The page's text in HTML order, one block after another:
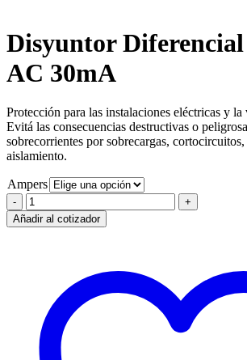
Disyuntor
AC 30mA
Protección para las instalaciones eléctricas y la
Evitá las consecuencias destructivas o
sobrecorrientes por sobrecargas,
aislamiento.
Ampers
Disyuntor
Diferencial
4P
cantidad
Añadir al cotizador